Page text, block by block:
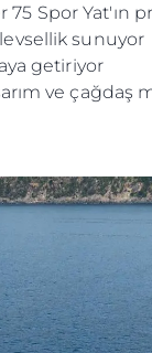
Spor Yat'ın
sunuyor
getiriyor
ve çağdaş